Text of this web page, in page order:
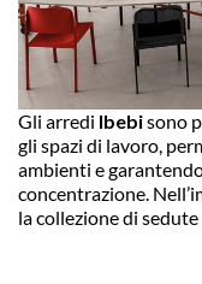
Gli arredi Ibebisono
gli spazi di lavoro,
ambienti e
concentrazione.
la collezione di sedute